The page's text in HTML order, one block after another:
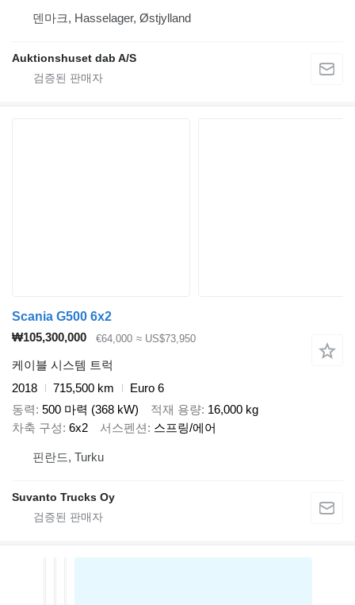
덴마크, Hasselager, Østjylland
Auktionshuset dab A/S
Scania G500 6x2
₩105,300,000
€64,000 ≈ US$73,950
케이블 시스템 트럭
2018
715,500 km
Euro 6
동력 500 마력 (368 kW) 적재 용량 16,000 kg
차축 구성 6x2 서스펜션 스프링/에어
핀란드, Turku
Suvanto Trucks Oy